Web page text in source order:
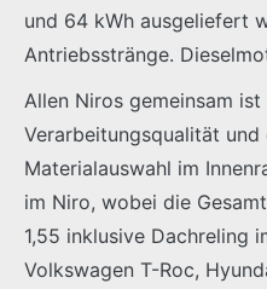
und 64 kWh ausgeliefert
Antriebsstränge.
Allen Niros gemeinsam
Verarbeitungsqualität und
Materialauswahl im
im Niro, wobei die
1,55 inklusive Dachreling
Volkswagen T-Roc,